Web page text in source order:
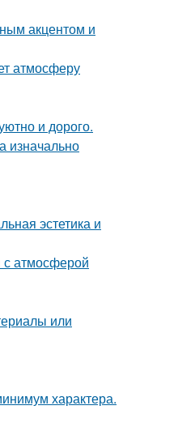
акцентом и
атмосферу
и дорого.
изначально
эстетика и
с атмосферой
или
характера.